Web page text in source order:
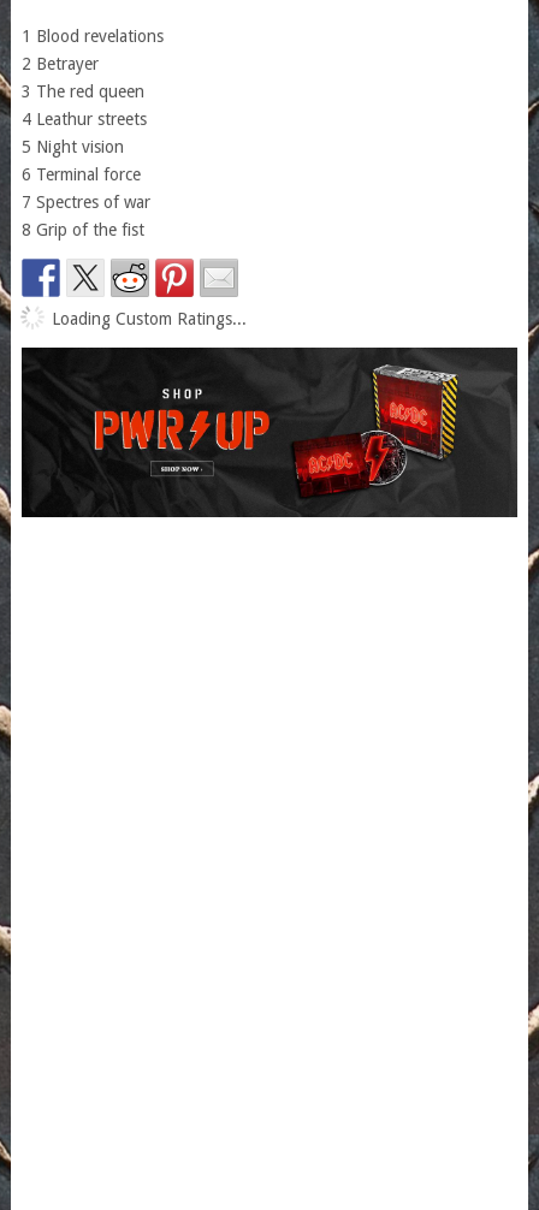
1 Blood revelations
2 Betrayer
3 The red queen
4 Leathur streets
5 Night vision
6 Terminal force
7 Spectres of war
8 Grip of the fist
Loading Custom Ratings...